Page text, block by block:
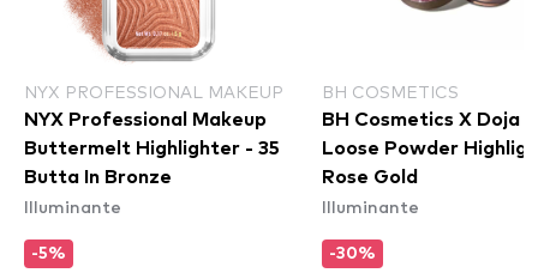
NYX PROFESSIONAL MAKEUP
NYX Professional Makeup
Buttermelt Highlighter - 35
Butta In Bronze
Illuminante
-5%
BH COSMETICS
BH Cosmetics X Doja
Loose Powder
Rose Gold
Illuminante
-30%